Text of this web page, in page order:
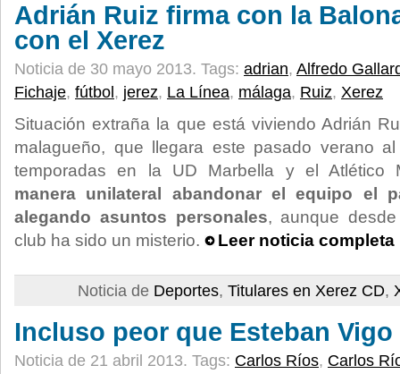
Adrián Ruiz firma con la
con el Xerez
Noticia de 30 mayo 2013. Tags: adrian, Alfredo
Fichaje, fútbol , jerez, La Línea, málaga, Ruiz, Xerez
Situación extraña la que está viviendo Adrián
malagueño, que llegara este pasado verano
temporadas en la UD Marbella y el Atlético
manera unilateral abandonar el equipo el
alegando asuntos personales, aunque
club ha sido un misterio.
Leer noticia completa
Noticia de Deportes, Titulares en Xerez CD,
Incluso peor que Esteban Vigo
Noticia de 21 abril 2013. Tags: Carlos Ríos, Carlos